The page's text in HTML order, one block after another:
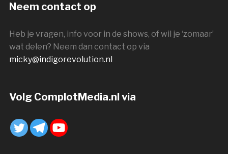
Neem contact op
Heb je vragen, info voor in de shows, of wil je ‘zomaar’
wat delen? Neem dan contact op via
micky@indigorevolution.nl
Volg ComplotMedia.nl via